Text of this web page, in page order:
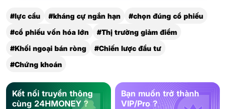
#lực cầu #kháng cự ngắn hạn
#chọn đúng cổ phiếu
#cổ phiếu vốn hóa lớn
#Thị trường giảm điểm
#Khối ngoại bán ròng
#Chiến lược đầu tư
#Chứng khoán
Kết nối truyền thông
cùng 24HMONEY ?
Bạn muốn trở thành
VIP/Pro ?